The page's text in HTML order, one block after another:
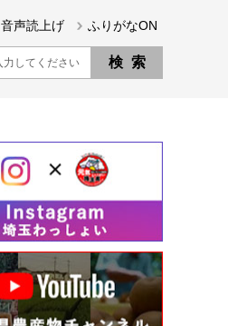
音声読上げ ふりがなON